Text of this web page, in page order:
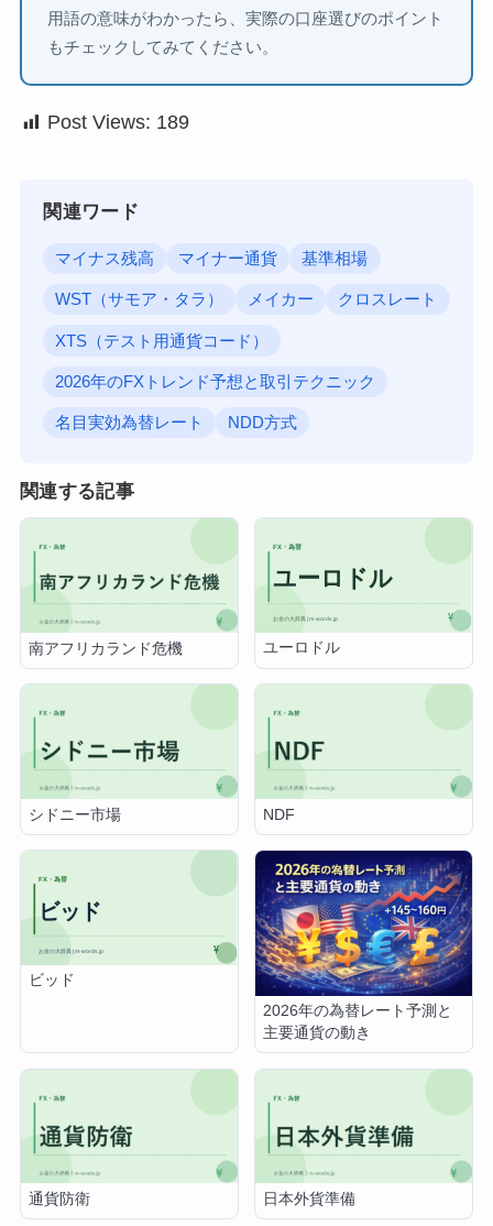
用語の意味がわかったら、実際の口座選びのポイント
もチェックしてみてください。
Post Views: 189
関連ワード
マイナス残高 マイナー通貨 基準相場
WST（サモア・タラ） メイカー クロスレート
XTS（テスト用通貨コード）
2026年のFXトレンド予想と取引テクニック
名目実効為替レート NDD方式
関連する記事
南アフリカランド危機 ユーロドル
シドニー市場 NDF
ビッド
2026年の為替レート予測と
主要通貨の動き
通貨防衛 日本外貨準備